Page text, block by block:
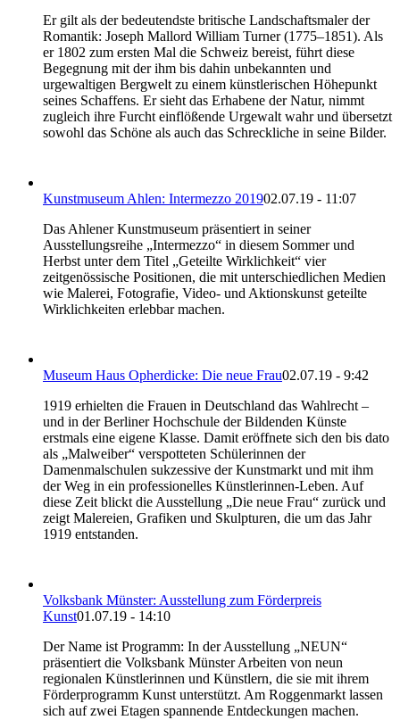
Er gilt als der bedeutendste britische Landschaftsmaler der
Romantik: Joseph Mallord William Turner (1775–1851). Als
er 1802 zum ersten Mal die Schweiz bereist, führt diese
Begegnung mit der ihm bis dahin unbekannten und
urgewaltigen Bergwelt zu einem künstlerischen Höhepunkt
seines Schaffens. Er sieht das Erhabene der Natur, nimmt
zugleich ihre Furcht einflößende Urgewalt wahr und übersetzt
sowohl das Schöne als auch das Schreckliche in seine Bilder.
Kunstmuseum Ahlen: Intermezzo 201902.07.19 - 11:07
Das Ahlener Kunstmuseum präsentiert in seiner
Ausstellungsreihe „Intermezzo“ in diesem Sommer und
Herbst unter dem Titel „Geteilte Wirklichkeit“ vier
zeitgenössische Positionen, die mit unterschiedlichen Medien
wie Malerei, Fotografie, Video- und Aktionskunst geteilte
Wirklichkeiten erlebbar machen.
Museum Haus Opherdicke: Die neue Frau02.07.19 - 9:42
1919 erhielten die Frauen in Deutschland das Wahlrecht –
und in der Berliner Hochschule der Bildenden Künste
erstmals eine eigene Klasse. Damit eröffnete sich den bis dato
als „Malweiber“ verspotteten Schülerinnen der
Damenmalschulen sukzessive der Kunstmarkt und mit ihm
der Weg in ein professionelles Künstlerinnen-Leben. Auf
diese Zeit blickt die Ausstellung „Die neue Frau“ zurück und
zeigt Malereien, Grafiken und Skulpturen, die um das Jahr
1919 entstanden.
Volksbank Münster: Ausstellung zum Förderpreis
Kunst01.07.19 - 14:10
Der Name ist Programm: In der Ausstellung „NEUN“
präsentiert die Volksbank Münster Arbeiten von neun
regionalen Künstlerinnen und Künstlern, die sie mit ihrem
Förderprogramm Kunst unterstützt. Am Roggenmarkt lassen
sich auf zwei Etagen spannende Entdeckungen machen.